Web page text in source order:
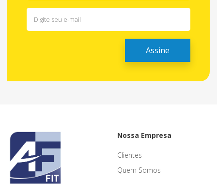
Nossa Empresa
Clientes
Quem Somos